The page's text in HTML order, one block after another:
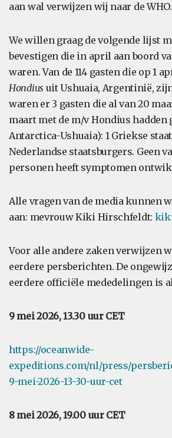
aan wal verwijzen wij naar de WHO.
We willen graag de volgende lijst
bevestigen die in april aan boord
waren. Van de 114 gasten die op 1
Hondius uit Ushuaia, Argentinië,
waren er 3 gasten die al van 20
maart met de m/v Hondius hadden
Antarctica-Ushuaia): 1 Griekse
Nederlandse staatsburgers. Geen
personen heeft symptomen
Alle vragen van de media kunnen
aan: mevrouw Kiki Hirschfeldt:
Voor alle andere zaken verwijzen
eerdere persberichten. De
eerdere officiële mededelingen is
9 mei 2026, 13.30 uur CET
https://oceanwide-
expeditions.com/nl/press/
9-mei-2026-13-30-uur-cet
8 mei 2026, 19.00 uur CET